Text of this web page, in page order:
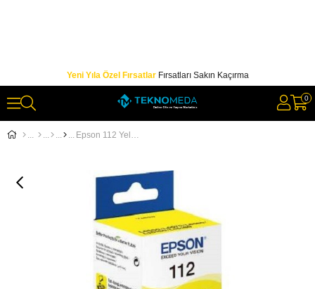
Yeni Yıla Özel FırsatlarFırsatları Sakın Kaçırma
0
Epson 112 Yellow Sarı Şişe Mürekkep C13T06C44A